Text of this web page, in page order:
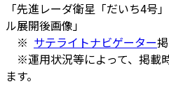
「先進レーダ衛星「だいち4号
ル展開後画像」
※ サテライトナビゲーター
※運用状況等によって、掲載
ます。